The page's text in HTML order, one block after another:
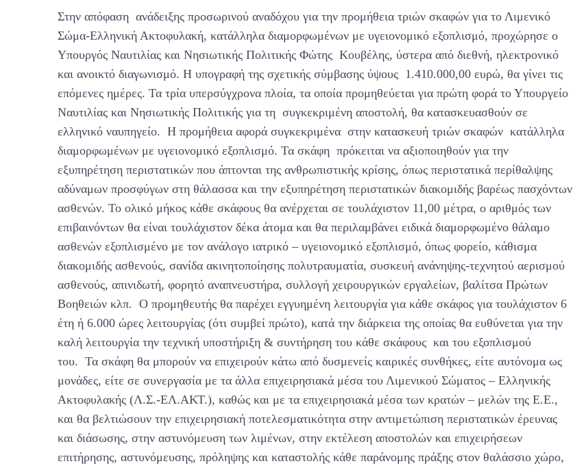
Στην απόφαση ανάδειξης προσωρινού αναδόχου για την προμήθεια τριών σκαφών για το Λιμενικό
Σώμα-Ελληνική Ακτοφυλακή, κατάλληλα διαμορφωμένων με υγειονομικό εξοπλισμό, προχώρησε ο
Υπουργός Ναυτιλίας και Νησιωτικής Πολιτικής Φώτης Κουβέλης, ύστερα από διεθνή, ηλεκτρονικό
και ανοικτό διαγωνισμό. Η υπογραφή της σχετικής σύμβασης ύψους 1.410.000,00 ευρώ, θα γίνει τις
επόμενες ημέρες. Τα τρία υπερσύγχρονα πλοία, τα οποία προμηθεύεται για πρώτη φορά το Υπουργείο
Ναυτιλίας και Νησιωτικής Πολιτικής για τη συγκεκριμένη αποστολή, θα κατασκευασθούν σε
ελληνικό ναυπηγείο. Η προμήθεια αφορά συγκεκριμένα στην κατασκευή τριών σκαφών κατάλληλα
διαμορφωμένων με υγειονομικό εξοπλισμό. Τα σκάφη πρόκειται να αξιοποιηθούν για την
εξυπηρέτηση περιστατικών που άπτονται της ανθρωπιστικής κρίσης, όπως περιστατικά περίθαλψης
αδύναμων προσφύγων στη θάλασσα και την εξυπηρέτηση περιστατικών διακομιδής βαρέως πασχόντων
ασθενών. Το ολικό μήκος κάθε σκάφους θα ανέρχεται σε τουλάχιστον 11,00 μέτρα, ο αριθμός των
επιβαινόντων θα είναι τουλάχιστον δέκα άτομα και θα περιλαμβάνει ειδικά διαμορφωμένο θάλαμο
ασθενών εξοπλισμένο με τον ανάλογο ιατρικό – υγειονομικό εξοπλισμό, όπως φορείο, κάθισμα
διακομιδής ασθενούς, σανίδα ακινητοποίησης πολυτραυματία, συσκευή ανάνηψης-τεχνητού αερισμού
ασθενούς, απινιδωτή, φορητό αναπνευστήρα, συλλογή χειρουργικών εργαλείων, βαλίτσα Πρώτων
Βοηθειών κλπ. Ο προμηθευτής θα παρέχει εγγυημένη λειτουργία για κάθε σκάφος για τουλάχιστον 6
έτη ή 6.000 ώρες λειτουργίας (ότι συμβεί πρώτο), κατά την διάρκεια της οποίας θα ευθύνεται για την
καλή λειτουργία την τεχνική υποστήριξη & συντήρηση του κάθε σκάφους και του εξοπλισμού
του. Τα σκάφη θα μπορούν να επιχειρούν κάτω από δυσμενείς καιρικές συνθήκες, είτε αυτόνομα ως
μονάδες, είτε σε συνεργασία με τα άλλα επιχειρησιακά μέσα του Λιμενικού Σώματος – Ελληνικής
Ακτοφυλακής (Λ.Σ.-ΕΛ.ΑΚΤ.), καθώς και με τα επιχειρησιακά μέσα των κρατών – μελών της Ε.Ε.,
και θα βελτιώσουν την επιχειρησιακή ποτελεσματικότητα στην αντιμετώπιση περιστατικών έρευνας
και διάσωσης, στην αστυνόμευση των λιμένων, στην εκτέλεση αποστολών και επιχειρήσεων
επιτήρησης, αστυνόμευσης, πρόληψης και καταστολής κάθε παράνομης πράξης στον θαλάσσιο χώρο,